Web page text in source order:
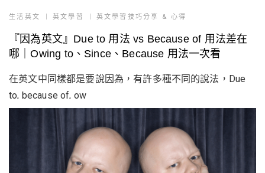
生活英文 英文學習 英文學習技巧分享 & 心得
『因為英文』Due to 用法 vs Because of 用法差在
哪｜Owing to、Since、Because 用法一次看
在英文中同樣都是要說因為，有許多種不同的說法，Due
to, because of, ow